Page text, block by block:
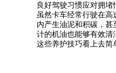
良好驾驶习惯应对拥堵
虽然卡车经常行驶在
内产生油泥和积碳，
计的机油也能够有效清
这些养护技巧看上去简